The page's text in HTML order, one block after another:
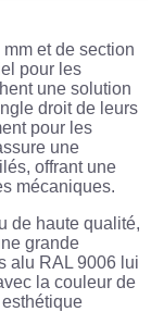
et de section
pour les
une solution
droit de leurs
pour les
une
offrant une
mécaniques.
de haute qualité,
grande
alu RAL 9006 lui
la couleur de